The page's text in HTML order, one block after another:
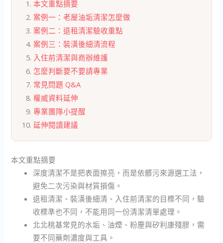
本文重點摘要
案例一：老屋油垢清潔怎麼做
案例二：退租清潔驗收重點
案例三：裝潢後細清流程
入住前清潔與商辦維護
怎麼判斷要不要請專業
常見問題 Q&A
權威資料延伸
專業團隊小提醒
延伸閱讀建議
本文重點摘要
深度清潔不是把表面擦亮，而是依髒污來源選工法，
避免二次污染與材質損傷。
退租清潔、裝潢後細清、入住前清潔的目標不同，驗
收標準也不同，不能用同一份清潔清單處理。
北北桃基常見的水垢、油煙、粉塵與矽利康殘膠，需
要不同藥劑濃度與工具。